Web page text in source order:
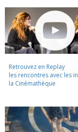
Retrouvez en Replay
les rencontres avec les
la Cinémathèque